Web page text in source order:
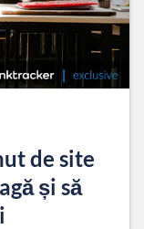
de site
și să